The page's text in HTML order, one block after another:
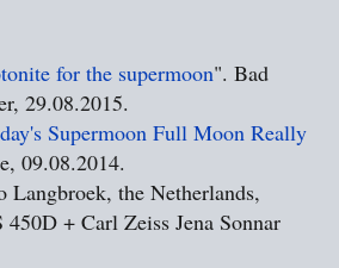
for the supermoon". Bad
29.08.2015.
Supermoon Full Moon Really
09.08.2014.
Langbroek, the Netherlands,
450D + Carl Zeiss Jena Sonnar